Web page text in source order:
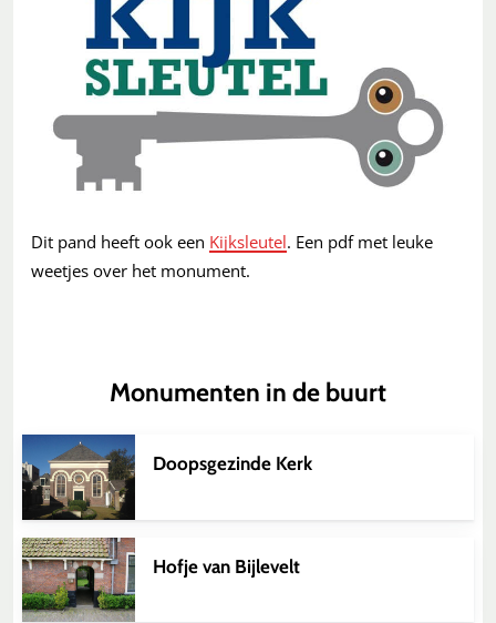
Dit pand heeft ook een Kijksleutel. Een pdf met leuke
weetjes over het monument.
Monumenten in de buurt
Doopsgezinde Kerk
Hofje van Bijlevelt